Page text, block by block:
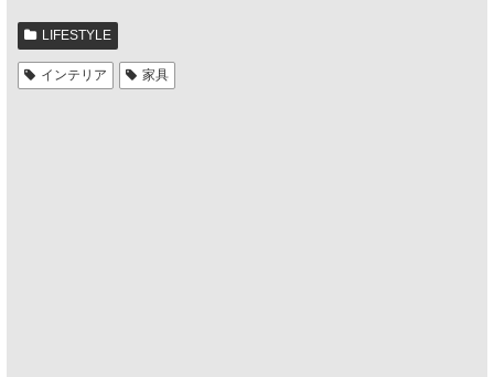
LIFESTYLE
インテリア 家具